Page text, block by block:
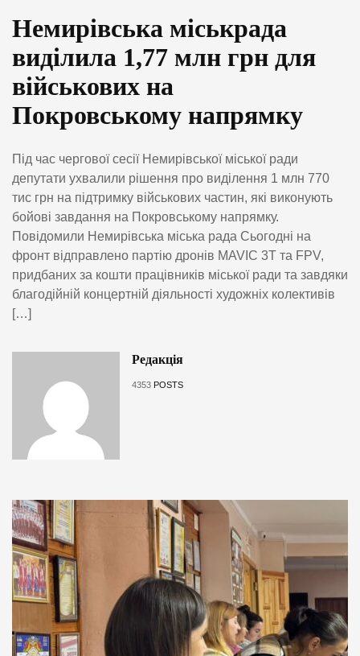
Немирівська міськрада
виділила 1,77 млн грн для
військових на
Покровському напрямку
Під час чергової сесії Немирівської міської ради
депутати ухвалили рішення про виділення 1 млн 770
тис грн на підтримку військових частин, які виконують
бойові завдання на Покровському напрямку.
Повідомили Немирівська міська рада Сьогодні на
фронт відправлено партію дронів MAVIC 3T та FPV,
придбаних за кошти працівників міської ради та завдяки
благодійній концертній діяльності художніх колективів
[…]
Редакція
4353 POSTS